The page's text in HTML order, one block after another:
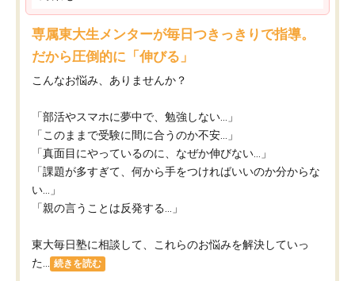
専属東大生メンターが毎日つきっきりで指導。
だから圧倒的に「伸びる」
こんなお悩み、ありませんか？
「部活やスマホに夢中で、勉強しない…」
「このままで受験に間に合うのか不安…」
「真面目にやっているのに、なぜか伸びない…」
「課題が多すぎて、何から手をつければいいのか分からな
い…」
「親の言うことは反発する…」
東大毎日塾に相談して、これらのお悩みを解決していっ
た...
続きを読む